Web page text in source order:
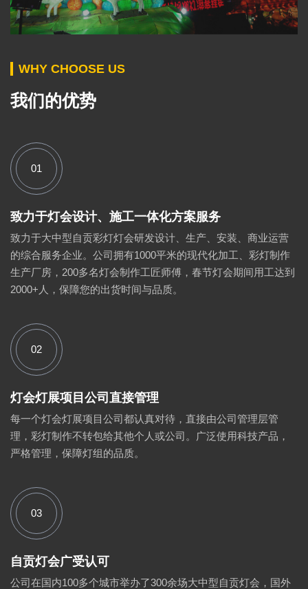
WHY CHOOSE US
我们的优势
01
致力于灯会设计、施工一体化方案服务
致力于大中型自贡彩灯灯会研发设计、生产、安装、商业运营
的综合服务企业。公司拥有1000平米的现代化加工、彩灯制作
生产厂房，200多名灯会制作工匠师傅，春节灯会期间用工达到
2000+人，保障您的出货时间与品质。
02
灯会灯展项目公司直接管理
每一个灯会灯展项目公司都认真对待，直接由公司管理层管
理，彩灯制作不转包给其他个人或公司。广泛使用科技产品，
严格管理，保障灯组的品质。
03
自贡灯会广受认可
公司在国内100多个城市举办了300余场大中型自贡灯会，国外